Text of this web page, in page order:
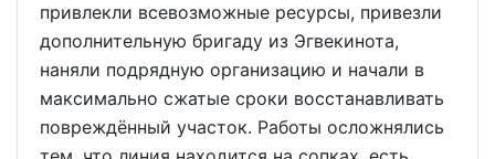
привлекли всевозможные ресурсы, привезли
дополнительную бригаду из Эгвекинота,
наняли подрядную организацию и начали в
максимально сжатые сроки восстанавливать
повреждённый участок. Работы осложнялись